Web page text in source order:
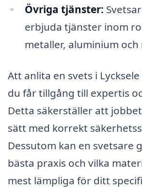
Övriga tjänster:
erbjuda tjänster inom
metaller, aluminium och
Att anlita en svets i
du får tillgång till expertis
Detta säkerställer att
sätt med korrekt
Dessutom kan en svetsare
bästa praxis och vilka
mest lämpliga för ditt